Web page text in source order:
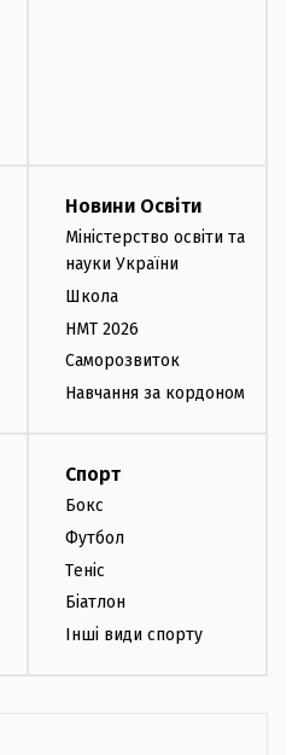
Новини Освіти
Міністерство освіти та
науки України
Школа
НМТ 2026
Саморозвиток
Навчання за кордоном
Спорт
Бокс
Футбол
Теніс
Біатлон
Інші види спорту